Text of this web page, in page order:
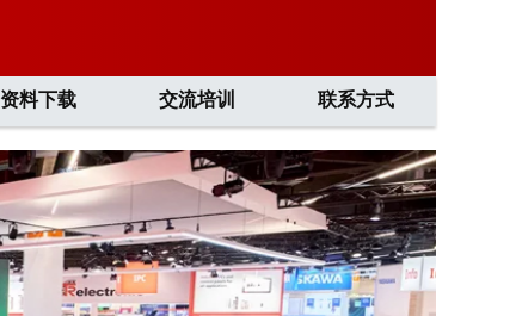
资料下载 交流培训 联系方式